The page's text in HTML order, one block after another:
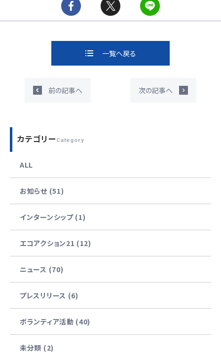
一覧へ戻る
前の記事へ 次の記事へ
カテゴリー Category
ALL
お知らせ (51)
インターンシップ (1)
エコアクション21 (12)
ニュース (70)
プレスリリース (6)
ボランティア活動 (40)
未分類 (2)